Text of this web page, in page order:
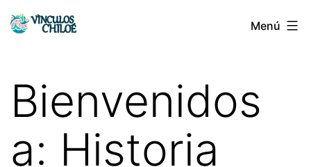
Saltar
Vínculos
Menú
Bienvenidos
a: Historia